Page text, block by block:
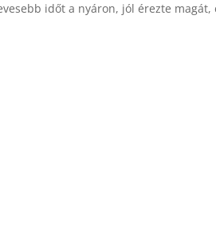
időt a nyáron, jól érezte magát,